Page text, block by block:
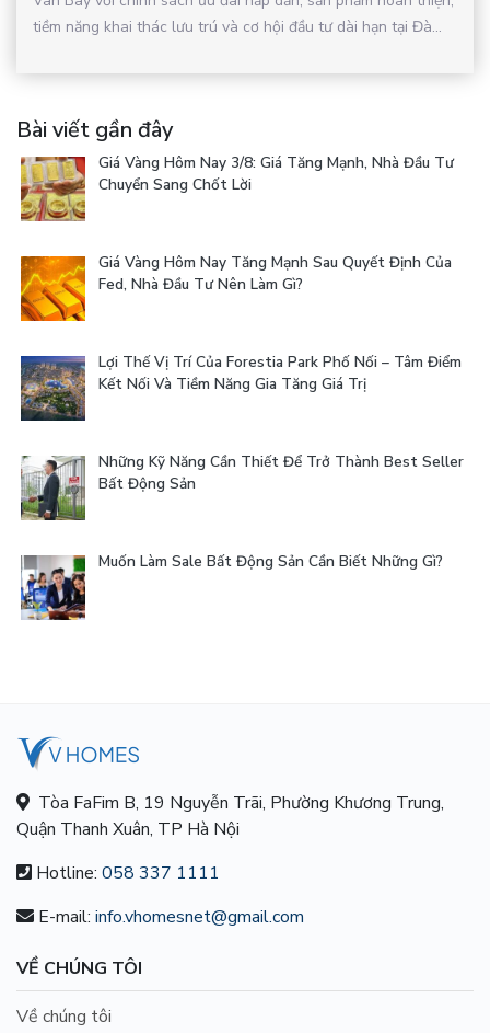
tiềm năng khai thác lưu trú và cơ hội đầu tư dài hạn tại Đà...
Bài viết gần đây
Giá Vàng Hôm Nay 3/8: Giá Tăng Mạnh, Nhà Đầu Tư
Chuyển Sang Chốt Lời
Giá Vàng Hôm Nay Tăng Mạnh Sau Quyết Định Của
Fed, Nhà Đầu Tư Nên Làm Gì?
Lợi Thế Vị Trí Của Forestia Park Phố Nối – Tâm Điểm
Kết Nối Và Tiềm Năng Gia Tăng Giá Trị
Những Kỹ Năng Cần Thiết Để Trở Thành Best Seller
Bất Động Sản
Muốn Làm Sale Bất Động Sản Cần Biết Những Gì?
Tòa FaFim B, 19 Nguyễn Trãi, Phường Khương Trung,
Quận Thanh Xuân, TP Hà Nội
Hotline: 058 337 1111
E-mail: info.vhomesnet@gmail.com
VỀ CHÚNG TÔI
Về chúng tôi